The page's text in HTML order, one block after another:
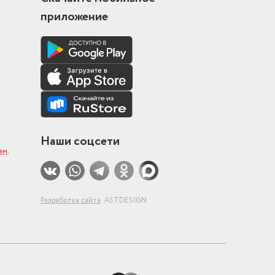
.
приложение
Наши соцсети
Разработка сайта ASTDESIGN